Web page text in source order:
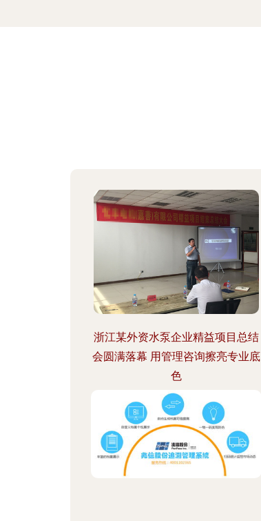
浙江某外资水泵企业精益项目总结
会圆满落幕 用管理咨询擦亮专业底
色